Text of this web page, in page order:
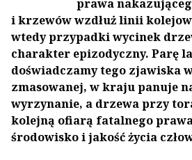
prawa
i krzewów wzdłuż linii
wtedy przypadki wycinek
charakter epizodyczny. Parę
doświadczamy tego zjawiska
zmasowanej, w kraju panuje
wyrzynanie, a drzewa przy
kolejną ofiarą fatalnego
środowisko i jakość życia